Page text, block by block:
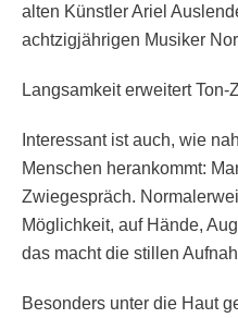
alten Künstler Ariel
achtzigjährigen Musiker
Langsamkeit erweitert Ton-
Interessant ist auch, wie
Menschen herankommt:
Zwiegespräch.
Möglichkeit, auf Hände,
das macht die stillen
Besonders unter die Haut